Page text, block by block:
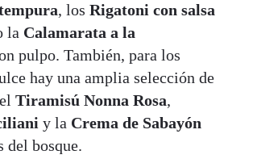
, los Rigatoni con salsa
la Calamarata a la
pulpo. También, para los
hay una amplia selección de
Tiramisú Nonna Rosa,
y la Crema de Sabayón
del bosque.